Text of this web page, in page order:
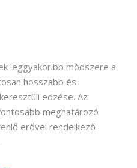
leggyakoribb módszere a
hosszabb és
edzése. Az
meghatározó
erővel rendelkező